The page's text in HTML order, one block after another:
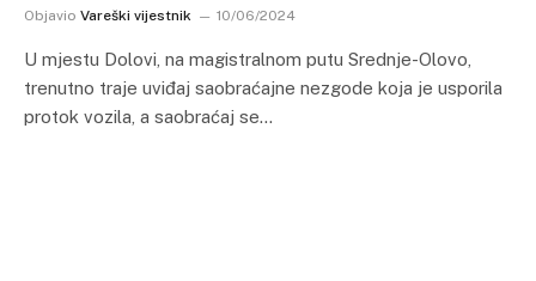
Objavio Vareški vijestnik 10/06/2024
U mjestu Dolovi, na magistralnom putu Srednje-Olovo,
trenutno traje uviđaj saobraćajne nezgode koja je usporila
protok vozila, a saobraćaj se…